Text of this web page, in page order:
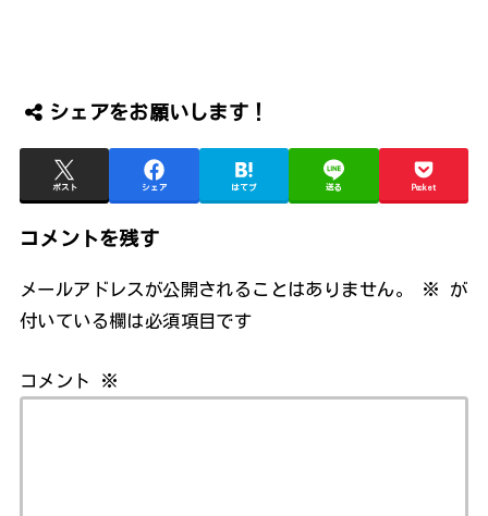
シェアをお願いします！
ポスト シェア はてブ 送る Pocket
コメントを残す
メールアドレスが公開されることはありません。 ※
が
付いている欄は必須項目です
コメント ※